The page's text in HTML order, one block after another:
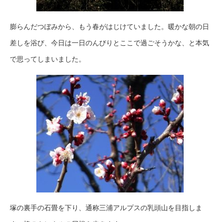
膨らんだつぼみから、もう春がはじけていました。暖かな朝の日
差しを浴び、今日は一日のんびりとここで過ごそうかな、と本気
で思ってしまいました。
塚の裏手の石畳を下り、通称三浦アルプスの乳頭山を目指しま